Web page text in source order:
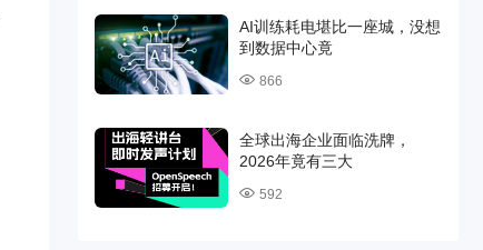
AI训练耗电堪比一座城，没想
到数据中心竟
866
全球出海企业面临洗牌，
2026年竟有三大
592